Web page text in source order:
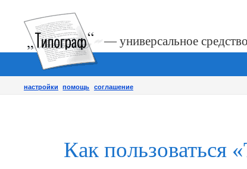
— универсальное
настройки помощь соглашение
Как пользоваться